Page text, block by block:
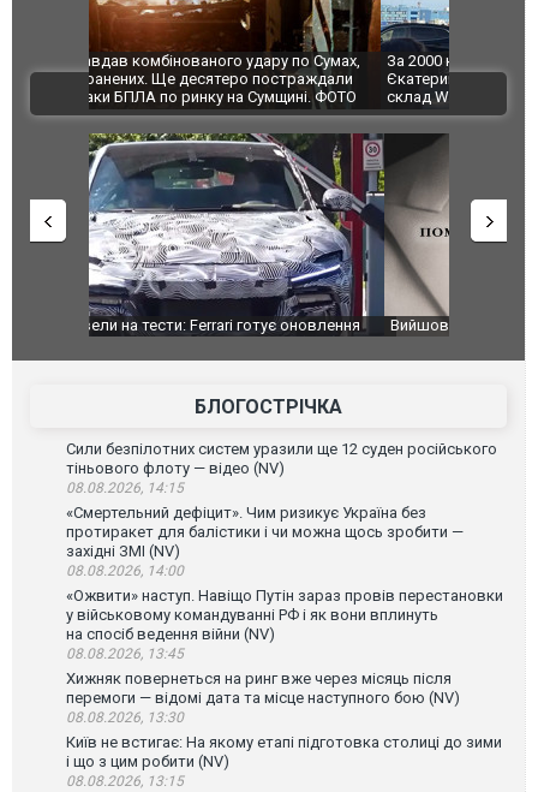
За 2000 кілометрів від кордону з Україною: в
Єкатеринбурзі після атаки дронів загорівся
склад Wildberries. ФОТО. ВІДЕО
"Мої
ВІДЕО
Вийшов трейлер нової екранізації легендарного
БЛОГОСТРІЧКА
Сили безпілотних систем уразили ще 12 суден російського
тіньового флоту — відео (NV)
08.08.2026, 14:15
«Смертельний дефіцит». Чим ризикує Україна без
протиракет для балістики і чи можна щось зробити —
західні ЗМІ (NV)
08.08.2026, 14:00
«Ожвити» наступ. Навіщо Путін зараз провів перестановки
у військовому командуванні РФ і як вони вплинуть
на спосіб ведення війни (NV)
08.08.2026, 13:45
Хижняк повернеться на ринг вже через місяць після
перемоги — відомі дата та місце наступного бою (NV)
08.08.2026, 13:30
Київ не встигає: На якому етапі підготовка столиці до зими
і що з цим робити (NV)
08.08.2026, 13:15